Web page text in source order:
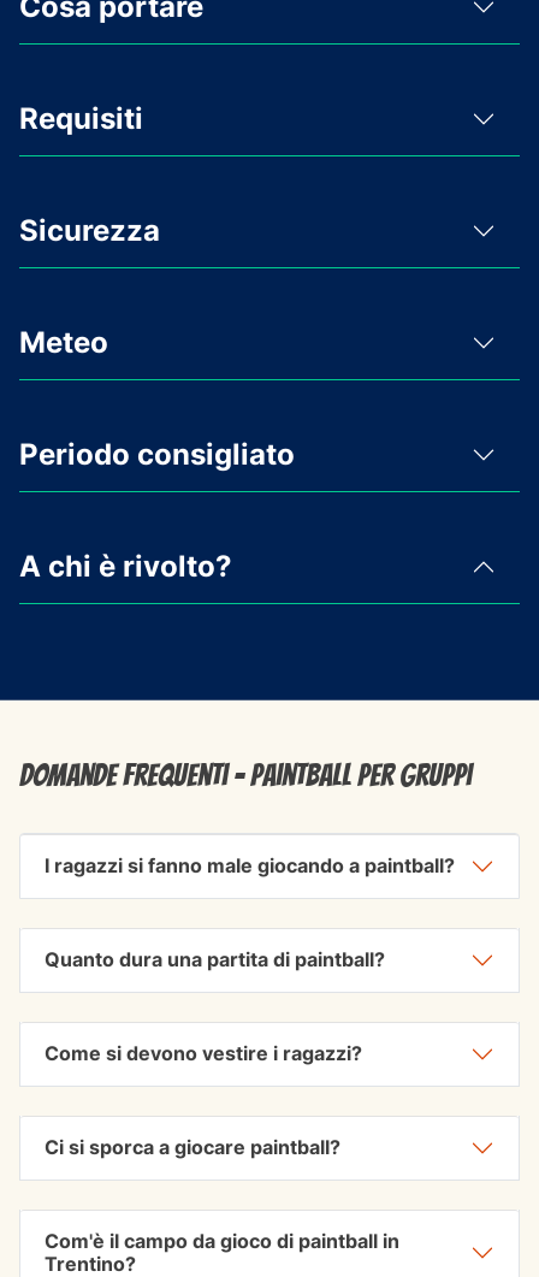
Requisiti
Sicurezza
Meteo
Periodo consigliato
A chi è rivolto?
Domande frequenti - Paintball per Gruppi
I ragazzi si fanno male giocando a paintball?
Quanto dura una partita di paintball?
Come si devono vestire i ragazzi?
Ci si sporca a giocare paintball?
Com'è il campo da gioco di paintball in
Trentino?